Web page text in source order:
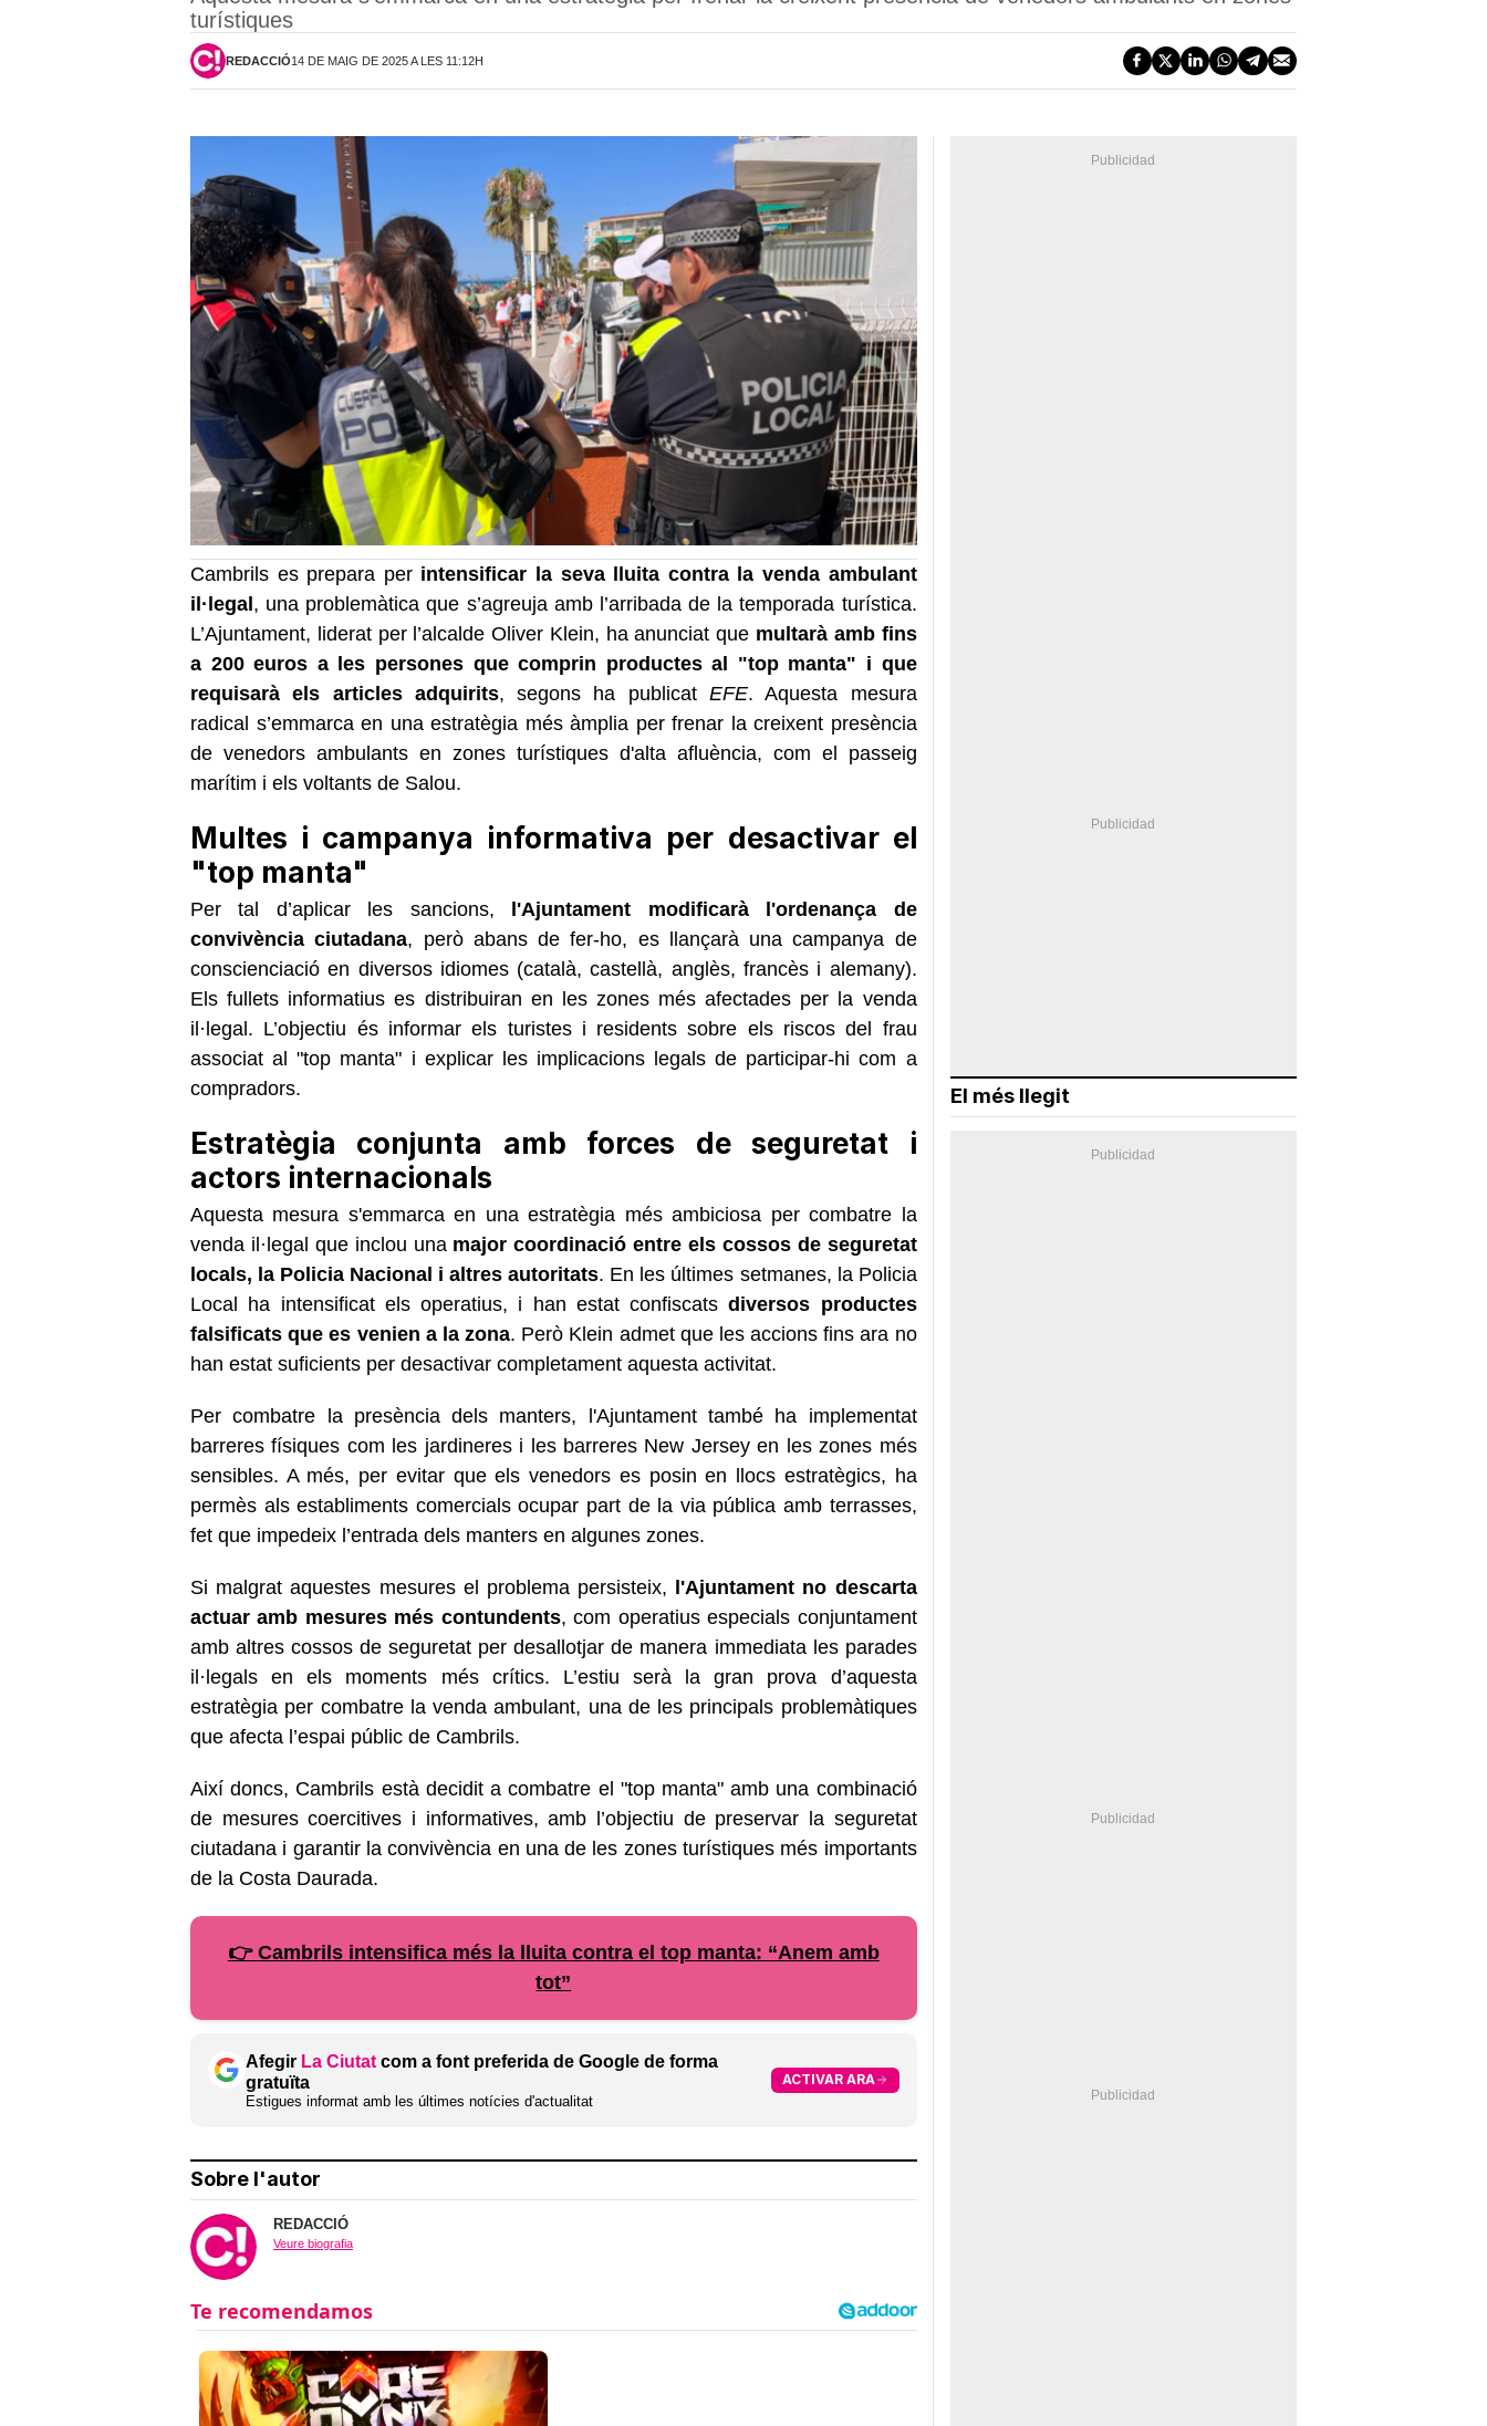
turístiques
REDACCIÓ14 DE MAIG DE 2025 A LES 11:12H
Cambrils es prepara per intensificar la seva lluita contra la venda ambulant
il·legal, una problemàtica que s’agreuja amb l’arribada de la temporada turística.
L’Ajuntament, liderat per l’alcalde Oliver Klein, ha anunciat que multarà amb fins
a 200 euros a les persones que comprin productes al "top manta" i que
requisarà els articles adquirits, segons ha publicatEFE. Aquesta mesura
radical s’emmarca en una estratègia més àmplia per frenar la creixent presència
de venedors ambulants en zones turístiques d'alta afluència, com el passeig
marítim i els voltants de Salou.
Multes i campanya informativa per desactivar el
"top manta"
Per tal d’aplicar les sancions, l'Ajuntament modificarà l'ordenança de
convivència ciutadana, però abans de fer-ho, es llançarà una campanya de
conscienciació en diversos idiomes (català, castellà, anglès, francès i alemany).
Els fullets informatius es distribuiran en les zones més afectades per la venda
il·legal. L’objectiu és informar els turistes i residents sobre els riscos del frau
associat al "top manta" i explicar les implicacions legals de participar-hi com a
compradors.
Estratègia conjunta amb forces de seguretat i
actors internacionals
Aquesta mesura s'emmarca en una estratègia més ambiciosa per combatre la
venda il·legal que inclou una major coordinació entre els cossos de seguretat
locals, la Policia Nacional i altres autoritats. En les últimes setmanes, la Policia
Local ha intensificat els operatius, i han estat confiscatsdiversos productes
falsificats que es venien a la zona. Però Klein admet que les accions fins ara no
han estat suficients per desactivar completament aquesta activitat.
Per combatre la presència dels manters, l'Ajuntament també ha implementat
barreres físiques com les jardineres i les barreres New Jersey en les zones més
sensibles. A més, per evitar que els venedors es posin en llocs estratègics, ha
permès als establiments comercials ocupar part de la via pública amb terrasses,
fet que impedeix l’entrada dels manters en algunes zones.
Si malgrat aquestes mesures el problema persisteix, l'Ajuntament no descarta
actuar amb mesures més contundents, com operatius especials conjuntament
amb altres cossos de seguretat per desallotjar de manera immediata les parades
il·legals en els moments més crítics. L’estiu serà la gran prova d’aquesta
estratègia per combatre la venda ambulant, una de les principals problemàtiques
que afecta l’espai públic de Cambrils.
Així doncs, Cambrils està decidit a combatre el "top manta" amb una combinació
de mesures coercitives i informatives, amb l’objectiu de preservar la seguretat
ciutadana i garantir la convivència en una de les zones turístiques més importants
de la Costa Daurada.
👉 Cambrils intensifica més la lluita contra el top manta: “Anem amb
tot”
Afegir La Ciutat com a font preferida de Google de forma
gratuïta
Estigues informat amb les últimes notícies d'actualitat
ACTIVAR ARA
Sobre l'autor
REDACCIÓ
Veure biografia
El més llegit